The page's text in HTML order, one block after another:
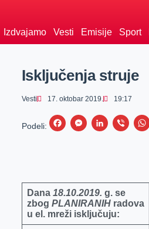
Izdvajamo Vesti Emisije Sport
Isključenja struje
Vesti 17. oktobar 2019. 19:17
Podeli:
F
b
o
M
e
n
g
L
e
d
I
V
Dana 18.10.2019. g. se
zbog PLANIRANIH radova
u el. mreži isključuju: